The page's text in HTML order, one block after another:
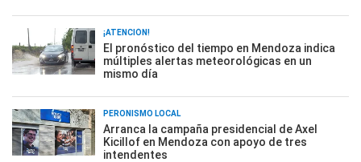
¡ATENCIÓN!
El pronóstico del tiempo en Mendoza indica
múltiples alertas meteorológicas en un
mismo día
PERONISMO LOCAL
Arranca la campaña presidencial de Axel
Kicillof en Mendoza con apoyo de tres
intendentes